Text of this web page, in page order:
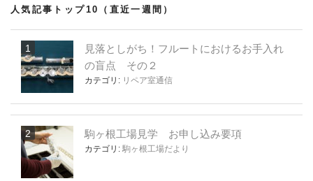
人気記事トップ10（直近一週間）
見落としがち！フルートにおけるお手入れ
の盲点 その２
カテゴリ: リペア室通信
駒ヶ根工場見学 お申し込み要項
カテゴリ: 駒ヶ根工場だより